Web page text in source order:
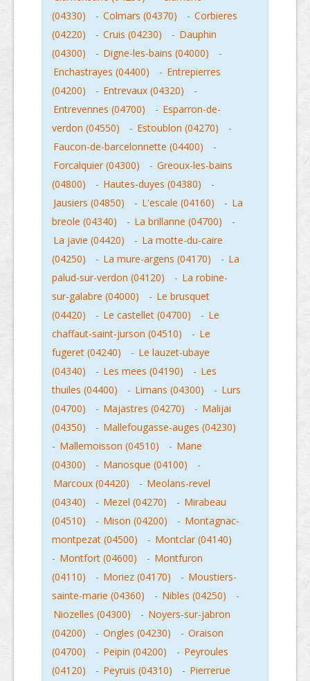
(04330)
- Colmars (04370) - Corbieres
(04220)
- Cruis (04230) - Dauphin
(04300)
- Digne-les-bains (04000)
-
Enchastrayes (04400)
- Entrepierres
(04200)
- Entrevaux (04320)
-
Entrevennes (04700)
- Esparron-de-
verdon (04550)
- Estoublon (04270)
-
Faucon-de-barcelonnette (04400)
-
Forcalquier (04300)
- Greoux-les-bains
(04800)
- Hautes-duyes (04380)
-
Jausiers (04850)
- L'escale (04160) - La
breole (04340)
- La brillanne (04700)
-
La javie (04420)
- La motte-du-caire
(04250)
- La mure-argens (04170) - La
palud-sur-verdon (04120)
- La robine-
sur-galabre (04000)
- Le brusquet
(04420)
- Le castellet (04700) - Le
chaffaut-saint-jurson (04510)
- Le
fugeret (04240)
- Le lauzet-ubaye
(04340)
- Les mees (04190) - Les
thuiles (04400)
- Limans (04300) - Lurs
(04700)
- Majastres (04270) - Malijai
(04350)
- Mallefougasse-auges (04230)
- Mallemoisson (04510) - Mane
(04300)
- Manosque (04100)
-
Marcoux (04420)
- Meolans-revel
(04340)
- Mezel (04270) - Mirabeau
(04510)
- Mison (04200) - Montagnac-
montpezat (04500)
- Montclar (04140)
- Montfort (04600) - Montfuron
(04110)
- Moriez (04170) - Moustiers-
sainte-marie (04360)
- Nibles (04250)
-
Niozelles (04300)
- Noyers-sur-jabron
(04200)
- Ongles (04230) - Oraison
(04700)
- Peipin (04200) - Peyroules
(04120)
- Peyruis (04310) - Pierrerue